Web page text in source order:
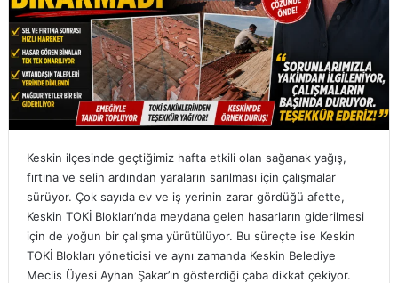
Keskin ilçesinde geçtiğimiz hafta etkili olan sağanak yağış,
fırtına ve selin ardından yaraların sarılması için çalışmalar
sürüyor. Çok sayıda ev ve iş yerinin zarar gördüğü afette,
Keskin TOKİ Blokları’nda meydana gelen hasarların giderilmesi
için de yoğun bir çalışma yürütülüyor. Bu süreçte ise Keskin
TOKİ Blokları yöneticisi ve aynı zamanda Keskin Belediye
Meclis Üyesi Ayhan Şakar’ın gösterdiği çaba dikkat çekiyor.